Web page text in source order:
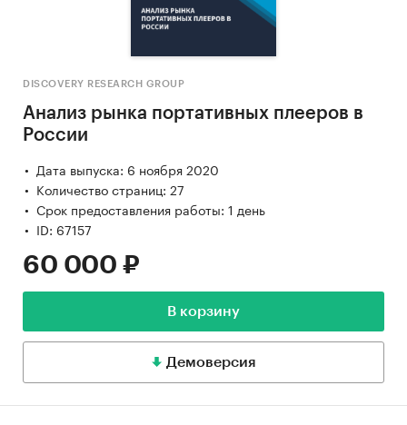
DISCOVERY RESEARCH GROUP
Анализ рынка портативных плееров в
России
Дата выпуска: 6 ноября 2020
Количество страниц: 27
Срок предоставления работы: 1 день
ID: 67157
60 000 ₽
В корзину
Демоверсия